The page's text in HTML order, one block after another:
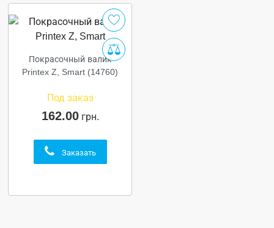
Покрасочный валик
Printex Z, Smart (14760)
Под заказ
162.00грн.
Заказать